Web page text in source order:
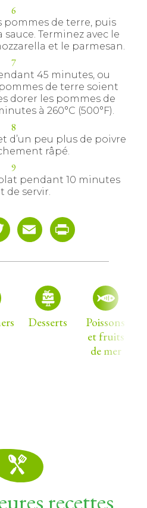
pommes de terre, puis
sauce. Terminez avec le
et le parmesan.
45 minutes, ou
de terre soient
dorer les pommes de
à 260°C (500°F).
d’un peu plus de poivre
râpé.
pendant 10 minutes
de servir.
Email
Print
Desserts
Poissons
et fruits
de mer
recettes